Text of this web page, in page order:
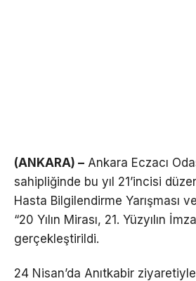
(ANKARA) – Ankara Eczacı
sahipliğinde bu yıl 21’incisi
Hasta Bilgilendirme Yarışması
“20 Yılın Mirası, 21. Yüzyılın
gerçekleştirildi.
24 Nisan’da Anıtkabir